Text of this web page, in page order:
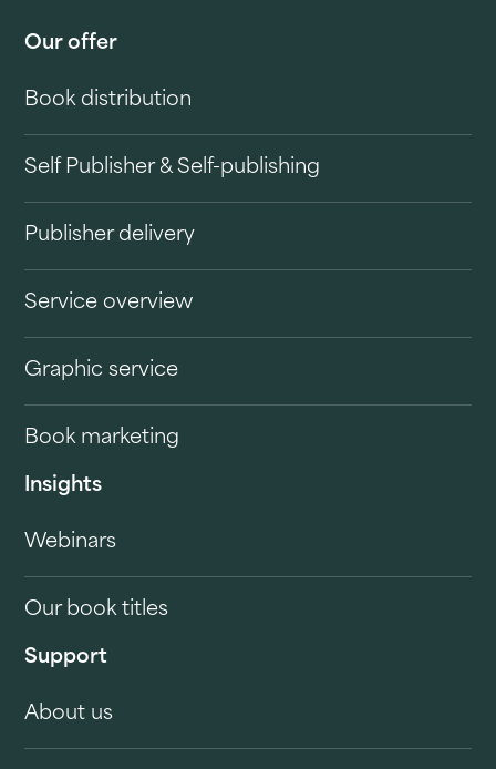
Our offer
Book distribution
Self Publisher & Self-publishing
Publisher delivery
Service overview
Graphic service
Book marketing
Insights
Webinars
Our book titles
Support
About us